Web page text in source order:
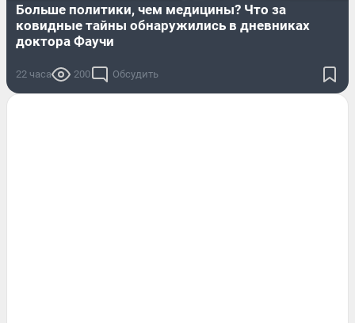
Больше политики, чем медицины? Что за
ковидные тайны обнаружились в дневниках
доктора Фаучи
22 часа 200 Обсудить